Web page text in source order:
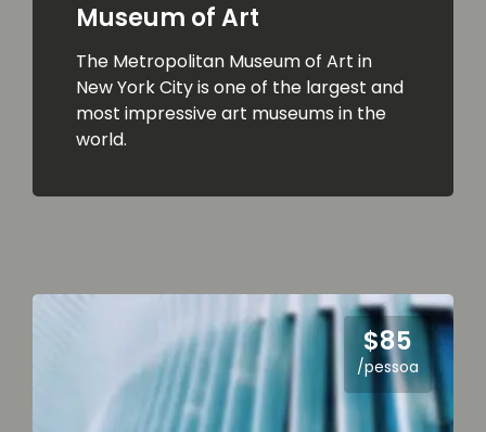
Museum of Art
The Metropolitan Museum of Art in
New York City is one of the largest and
most impressive art museums in the
world.
$85
/pessoa